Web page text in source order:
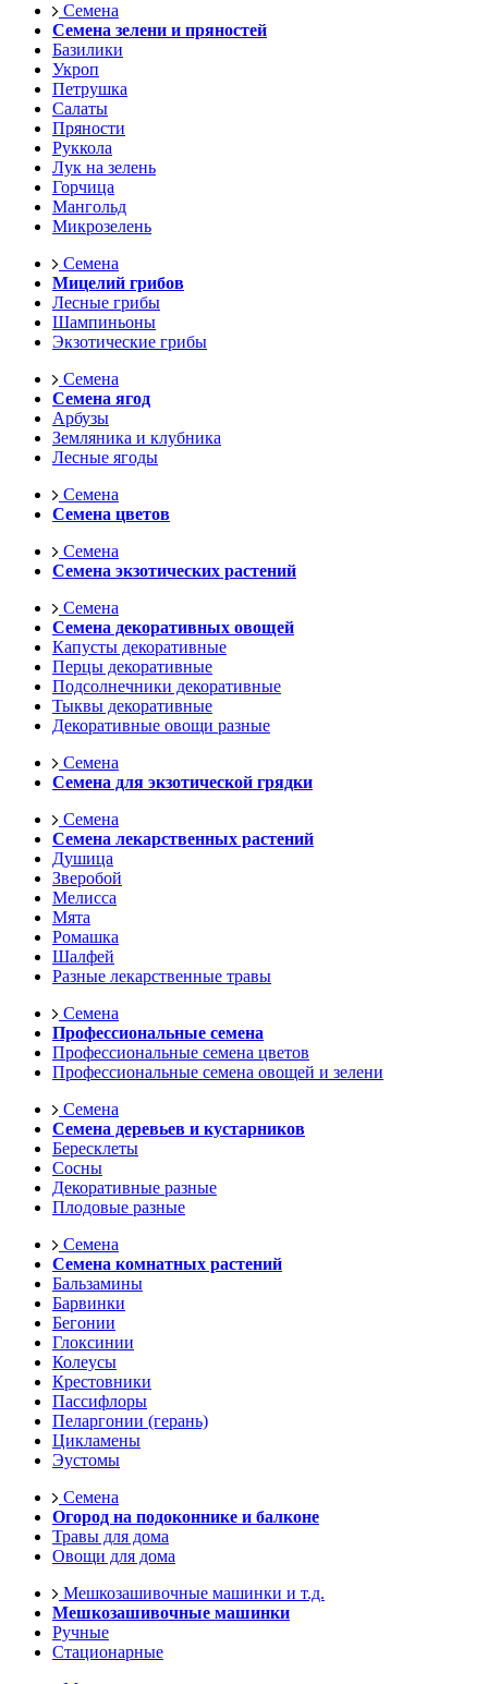
Семена
Семена зелени и пряностей
Базилики
Укроп
Петрушка
Салаты
Пряности
Руккола
Лук на зелень
Горчица
Мангольд
Микрозелень
Семена
Мицелий грибов
Лесные грибы
Шампиньоны
Экзотические грибы
Семена
Семена ягод
Арбузы
Земляника и клубника
Лесные ягоды
Семена
Семена цветов
Семена
Семена экзотических растений
Семена
Семена декоративных овощей
Капусты декоративные
Перцы декоративные
Подсолнечники декоративные
Тыквы декоративные
Декоративные овощи разные
Семена
Семена для экзотической грядки
Семена
Семена лекарственных растений
Душица
Зверобой
Мелисса
Мята
Ромашка
Шалфей
Разные лекарственные травы
Семена
Профессиональные семена
Профессиональные семена цветов
Профессиональные семена овощей и зелени
Семена
Семена деревьев и кустарников
Бересклеты
Сосны
Декоративные разные
Плодовые разные
Семена
Семена комнатных растений
Бальзамины
Барвинки
Бегонии
Глоксинии
Колеусы
Крестовники
Пассифлоры
Пеларгонии (герань)
Цикламены
Эустомы
Семена
Огород на подоконнике и балконе
Травы для дома
Овощи для дома
Мешкозашивочные машинки и т.д.
Мешкозашивочные машинки
Ручные
Стационарные